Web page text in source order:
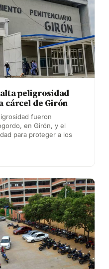
peligrosidad
cárcel de Girón
fueron
en Girón, y el
para proteger a los